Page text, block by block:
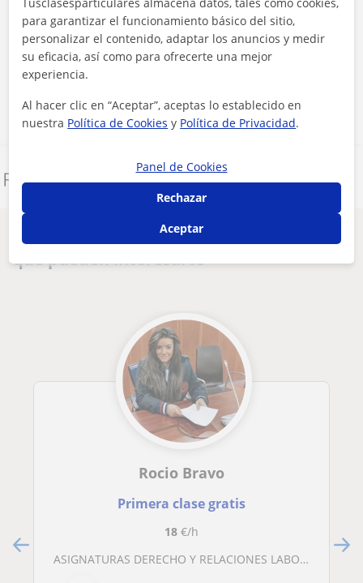
Al hacer clic, aceptas nuestroaviso legaly deprivacidad
Denunciar este perfil
Otros profesores de Derecho en Málaga
que pueden interesarte
Rocio Bravo
Primera clase gratis
18€/h
ASIGNATURAS DERECHO Y RELACIONES LABORALES
para garantizar el funcionamiento básico del sitio,
personalizar el contenido, adaptar los anuncios y medir
su eficacia, así como para ofrecerte una mejor
experiencia.
Al hacer clic en “Aceptar”, aceptas lo establecido en
nuestra Política de Cookies y Política de Privacidad.
Panel de Cookies
Rechazar
Aceptar